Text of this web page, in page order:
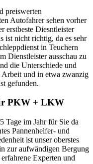
preiswerten
Autofahrer sehen vorher
erstbeste Diesntleister
ist nicht richtig, da es sehr
in Teuchern
Dienstleister ausschau zu
die Unterschiede und
und in etwa zwanzig
gefunden.
PKW + LKW
Tage im Jahr für Sie da
Pannenhelfer- und
ist unser oberstes
zur aufwändigen Bergung
Experten und